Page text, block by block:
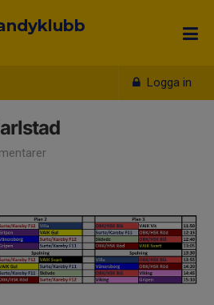
Logga in